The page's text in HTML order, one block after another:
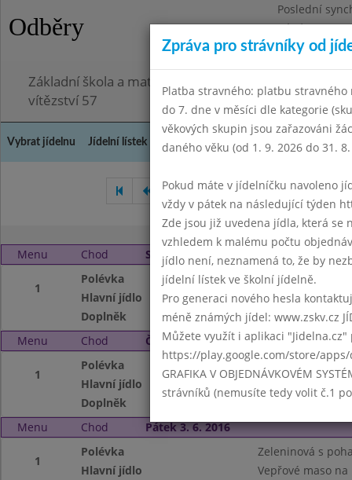
Odběry
Poslední
Pátek
Omezení
Základní škola a mateřská škola Chodov, Praha 4,
vítězství 57
Vybrat jídelnu Jídelní lístek Historie Kontakty a informace
Duben 2016 Květen 2016
Menu Chod Středa 1. 6. 2016
1
Polévka
Masová 9
Hlavní jídlo
Chlupaté
Doplněk
čaj
Menu
Chod Čtvrtek 2. 6. 2016
1
Polévka
Se zavářkou 1,3,9
Hlavní jídlo
Doplněk
čaj, ovocná
Menu
Chod Pátek 3. 6. 2016
1
Polévka
Zeleninová s
Hlavní jídlo
Vepřové maso
Zpráva pro strávníky od
Platba stravného: platbu stravného
do 7. dne v měsíci dle kategorie
věkových skupin jsou zařazováni
daného věku (od 1. 9. 2026 do 31.
Pokud máte v jídelníčku navoleno
vždy v pátek na následující týden
Zde jsou již uvedena jídla, která se
vzhledem k malému počtu
jídlo není, neznamená to, že by
jídelní lístek ve školní jídelně.
Pro generaci nového hesla
méně známých jídel: www.zskv.cz
Můžete využít i aplikaci
https://play.google.com/store/
GRAFIKA V OBJEDNÁVKOVÉM
strávníků (nemusíte tedy volit č.1